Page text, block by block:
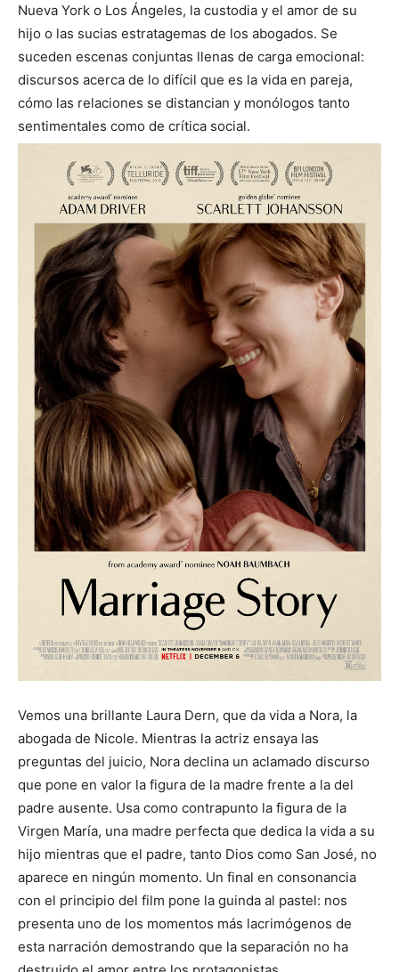
Nueva York o Los Ángeles, la custodia y el amor de su
hijo o las sucias estratagemas de los abogados. Se
suceden escenas conjuntas llenas de carga emocional:
discursos acerca de lo difícil que es la vida en pareja,
cómo las relaciones se distancian y monólogos tanto
sentimentales como de crítica social.
Vemos una brillante Laura Dern, que da vida a Nora, la
abogada de Nicole. Mientras la actriz ensaya las
preguntas del juicio, Nora declina un aclamado discurso
que pone en valor la figura de la madre frente a la del
padre ausente. Usa como contrapunto la figura de la
Virgen María, una madre perfecta que dedica la vida a su
hijo mientras que el padre, tanto Dios como San José, no
aparece en ningún momento. Un final en consonancia
con el principio del film pone la guinda al pastel: nos
presenta uno de los momentos más lacrimógenos de
esta narración demostrando que la separación no ha